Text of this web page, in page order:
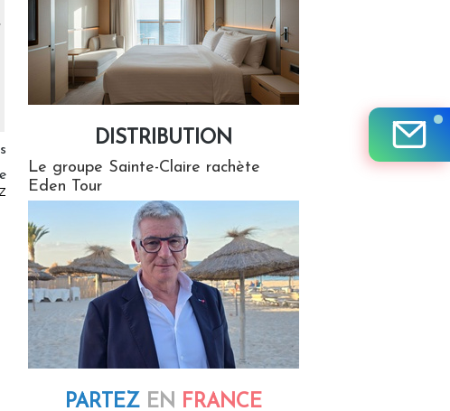
DISTRIBUTION
Le groupe Sainte-Claire rachète
Eden Tour
PARTEZ EN FRANCE